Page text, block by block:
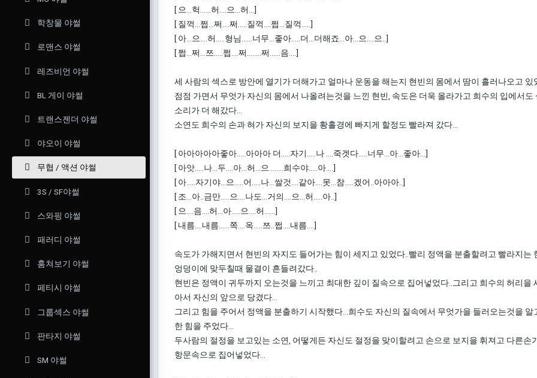
학창물 야썰
로맨스 야썰
레즈비언 야썰
BL 게이 야썰
트랜스젠더 야썰
야오이 야썰
무협 / 액션 야썰
3S / SF야썰
스와핑 야썰
패러디 야썰
훔쳐보기 야썰
페티시 야썰
그룹섹스 야썰
판타지 야썰
SM 야썰
[ 으...헉......허....으...허...]
[ 질꺽...쩝...쩌....쩌.....질꺽....쩝...질꺽.....]
[ 아...으....허.....형님......너무...좋아.....더...더해죠...아...으....으..]
[ 쩝...쩌...쯔.....쩝....쩌........쩌......음....]
세 사람의 섹스로 방안에 열기가 더해가고 얼마나 운동을 해는지 현빈의 몸에서 땀이 흘러나오고 있
점점 가면서 무엇가 자신의 몸에서 나올려는것을 느낀 현빈, 속도은 더욱 올라가고 희수의 입에서도
소리가 더 해갔다...
소연도 희수의 손과 혀가 자신의 보지을 황홀경에 빠지게 할정도 빨라져 갔다...
[ 아아아아아좋아.....아아아 더.....자기.....나 ....죽겟다.....너무...아...좋아...]
[ 아앗.....나...두....아...허...으........희수야.....아....]
[ 아.....자기야...으.....어.....나...쌀것....같아....못...참.....겠어..아아아..]
[ 조...아..금만.....으....나도...거의....으...허.....아..]
[ 으....음....허...아.....으....허......]
[ 내름....내름......쪽....옥.....쯔..쩝....내름....]
속도가 가해지면서 현빈의 자지도 들어가는 힘이 세지고 있었다..빨리 정액을 분출할려고 빨라지는
엉덩이에 맞두칠때 물결이 흔들려갔다..
현빈은 정액이 귀두까지 오는것을 느끼고 최대한 깊이 질속으로 집어넣었다..그리고 희수의 허리을
아서 자신의 앞으로 당겼다...
그리고 힘을 주어서 정액을 분출하기 시작했다...희수도 자신의 질속에서 무엇가을 들러오는것을 알
한 힘을 주었다...
두사람의 절정을 보고있는 소연, 어떻게든 자신도 절정을 맞이할려고 손으로 보지을 휘져고 다른손
항문속으로 집어넣었다...